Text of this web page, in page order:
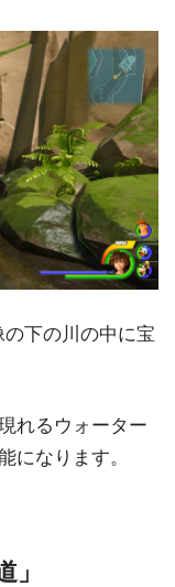
下の川の中に宝
れるウォーター
になります。
」